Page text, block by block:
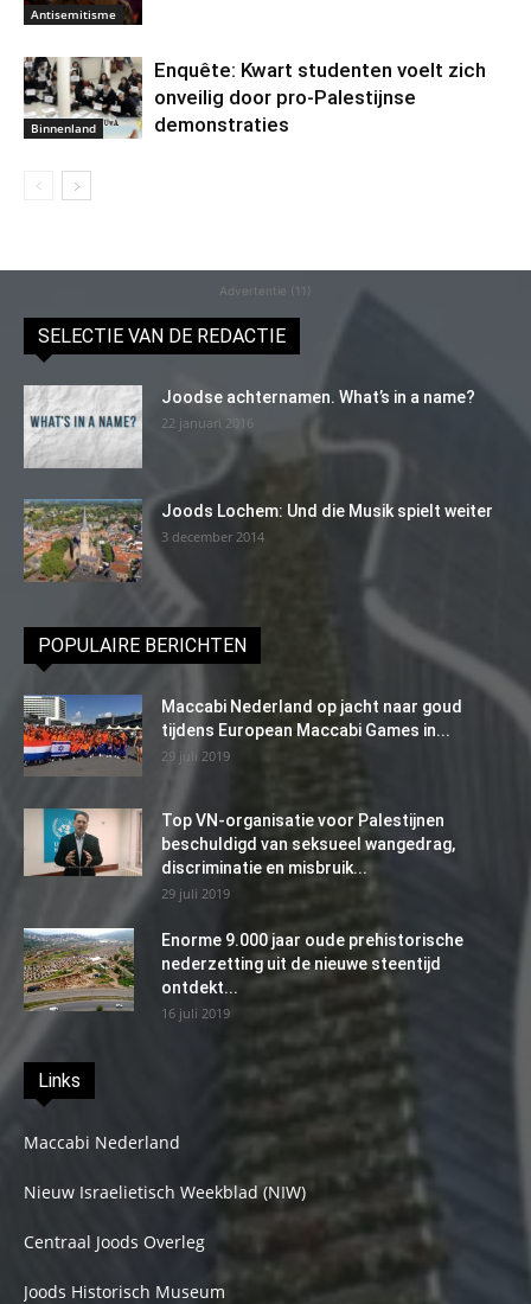
Antisemitisme
Binnenland
Enquête: Kwart studenten voelt zich
onveilig door pro-Palestijnse
demonstraties
Advertentie (11)
SELECTIE VAN DE REDACTIE
Joodse achternamen. What’s in a name?
22 januari 2016
Joods Lochem: Und die Musik spielt weiter
3 december 2014
POPULAIRE BERICHTEN
Maccabi Nederland op jacht naar goud
tijdens European Maccabi Games in...
29 juli 2019
Top VN-organisatie voor Palestijnen
beschuldigd van seksueel wangedrag,
discriminatie en misbruik...
29 juli 2019
Enorme 9.000 jaar oude prehistorische
nederzetting uit de nieuwe steentijd
ontdekt...
16 juli 2019
Links
Maccabi Nederland
Nieuw Israelietisch Weekblad (NIW)
Centraal Joods Overleg
Joods Historisch Museum